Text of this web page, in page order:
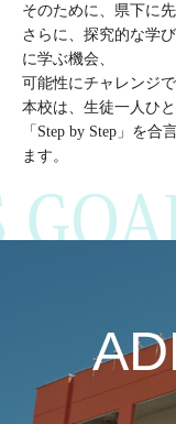
そのために、県下に
さらに、探究的な学
に学ぶ機会、
可能性にチャレンジ
本校は、生徒一人ひ
「Step by Step」を
ます。